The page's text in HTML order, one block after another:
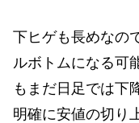
下ヒゲも長めなの
ルボトムになる可
もまだ日足では下
明確に安値の切り